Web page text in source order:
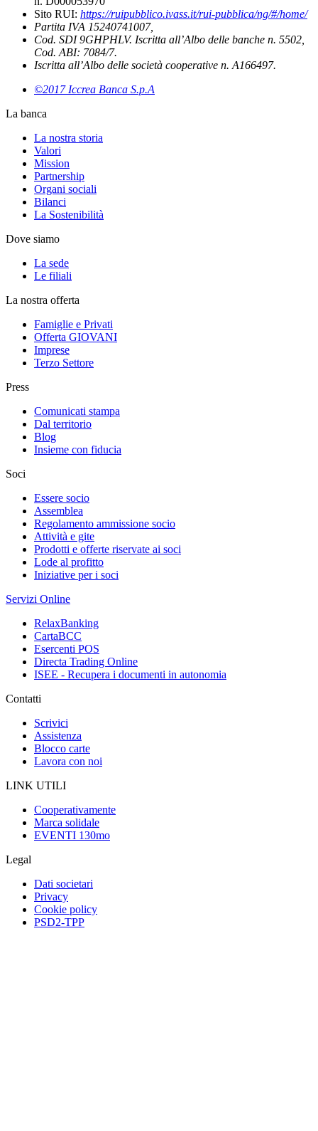
Sito RUI: https://ruipubblico.ivass.it/rui-pubblica/ng/#/home/
Partita IVA 15240741007,
Cod. SDI 9GHPHLV. Iscritta all’Albo delle banche n. 5502,
Cod. ABI: 7084/7.
Iscritta all’Albo delle società cooperative n. A166497.
©2017 Iccrea Banca S.p.A
La banca
La nostra storia
Valori
Mission
Partnership
Organi sociali
Bilanci
La Sostenibilità
Dove siamo
La sede
Le filiali
La nostra offerta
Famiglie e Privati
Offerta GIOVANI
Imprese
Terzo Settore
Press
Comunicati stampa
Dal territorio
Blog
Insieme con fiducia
Soci
Essere socio
Assemblea
Regolamento ammissione socio
Attività e gite
Prodotti e offerte riservate ai soci
Lode al profitto
Iniziative per i soci
Servizi Online
RelaxBanking
CartaBCC
Esercenti POS
Directa Trading Online
ISEE - Recupera i documenti in autonomia
Contatti
Scrivici
Assistenza
Blocco carte
Lavora con noi
LINK UTILI
Cooperativamente
Marca solidale
EVENTI 130mo
Legal
Dati societari
Privacy
Cookie policy
PSD2-TPP